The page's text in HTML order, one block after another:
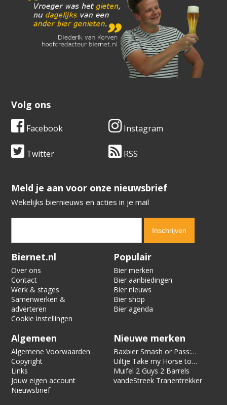
Volg ons
Facebook Instagram
Twitter RSS
​​​​​​​Meld je aan voor onze nieuwsbrief
Wekelijks biernieuws en acties in je mail
Verification code:
Biernet.nl
Over ons
Contact
Werk & stages
Samenwerken &
adverteren
Cookie instellingen
Populair
Bier merken
Bier aanbiedingen
Bier nieuws
Bier shop
Bier agenda
Algemeen
Algemene Voorwaarden
Copyright
Links
Jouw eigen account
Nieuwsbrief
Nieuwe merken
Baxbier Smash or Pass:
Strata
Uiltje Take my Horse to
the Hotel Room
Muifel 2 Guys 2 Barrels
vandeStreek Tranentrekker